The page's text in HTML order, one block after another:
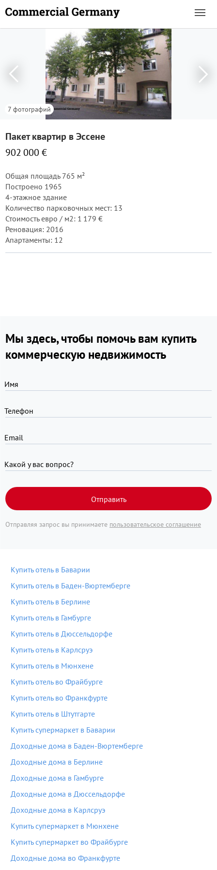
7 фотографий
Пакет квартир в Эссене
902 000 €
Общая площадь 765 м²
Построено 1965
4-этажное здание
Количество парковочных мест: 13
Стоимость евро / м2: 1 179 €
Реновация: 2016
Апартаменты: 12
Мы здесь, чтобы помочь вам купить
коммерческую недвижимость
Имя
Телефон
Email
Какой у вас вопрос?
Отправить
Отправляя запрос вы принимаете пользовательское соглашение
Купить отель в Баварии
Купить отель в Баден-Вюртемберге
Купить отель в Берлине
Купить отель в Гамбурге
Купить отель в Дюссельдорфе
Купить отель в Карлсруэ
Купить отель в Мюнхене
Купить отель во Фрайбурге
Купить отель во Франкфурте
Купить отель в Штутгарте
Купить супермаркет в Баварии
Доходные дома в Баден-Вюртемберге
Доходные дома в Берлине
Доходные дома в Гамбурге
Доходные дома в Дюссельдорфе
Доходные дома в Карлсруэ
Купить супермаркет в Мюнхене
Купить супермаркет во Фрайбурге
Доходные дома во Франкфурте